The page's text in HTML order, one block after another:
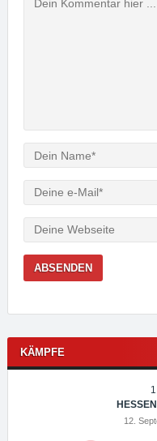
Verfasser
Mail
Webseite
KÄMPFE
12.